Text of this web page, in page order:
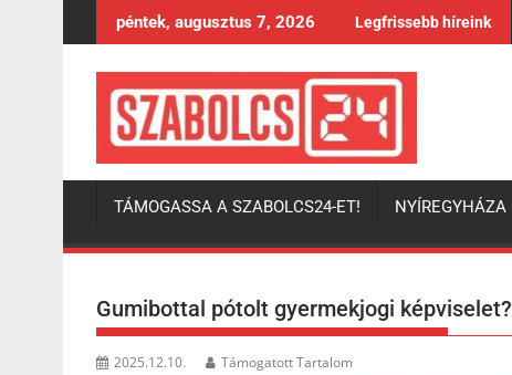
to
péntek, augusztus 7, 2026 Legfrissebb híreink
TÁMOGASSA A SZABOLCS24-ET! NYÍREGYHÁZA
Gumibottal pótolt gyermekjogi képviselet?
2025.12.10. Támogatott Tartalom